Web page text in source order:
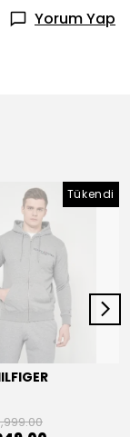
Yorum Yap
Tükendi